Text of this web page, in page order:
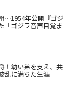
…1954年公開『ゴジ
「ゴジラ音声目覚ま
！幼い弟を支え、共
乱に満ちた生涯